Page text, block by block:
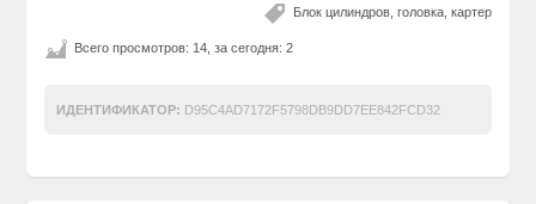
Блок цилиндров, головка, картер
Всего просмотров: 14, за сегодня: 2
ИДЕНТИФИКАТОР: D95C4AD7172F5798DB9DD7EE842FCD32